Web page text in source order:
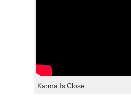
Karma Is Close